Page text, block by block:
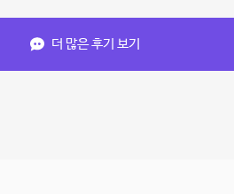
더 많은 후기 보기